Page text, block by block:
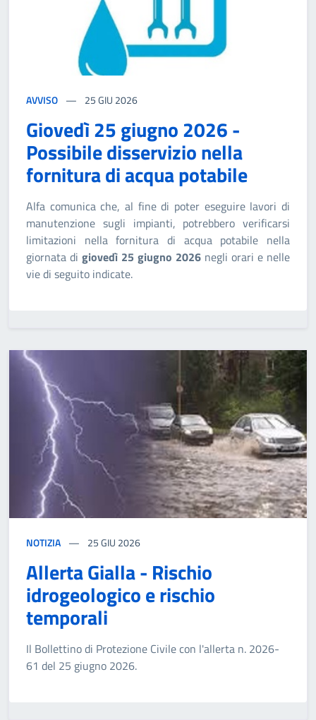
AVVISO 25GIU 2026
Giovedì 25 giugno 2026 -
Possibile disservizio nella
fornitura di acqua potabile
Alfa comunica che, al fine di poter eseguire lavori di
manutenzione sugli impianti, potrebbero verificarsi
limitazioni nella fornitura di acqua potabile nella
giornata di giovedì 25 giugno 2026 negli orari e nelle
vie di seguito indicate.
NOTIZIA 25GIU 2026
Allerta Gialla - Rischio
idrogeologico e rischio
temporali
Il Bollettino di Protezione Civile con l'allerta n. 2026-
61 del 25 giugno 2026.